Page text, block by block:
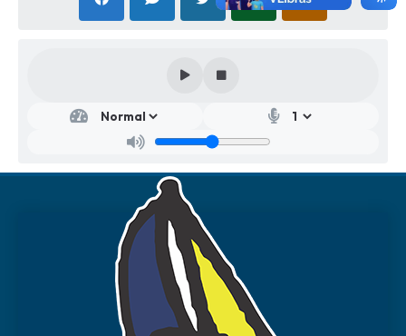
etar
pal
ia
Mu
pal
de
Edu
caçã
Fábi
Merli